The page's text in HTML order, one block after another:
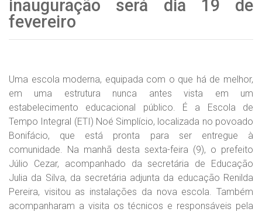
inauguração será dia 19 de
fevereiro
Uma escola moderna, equipada com o que há de melhor,
em uma estrutura nunca antes vista em um
estabelecimento educacional público. É a Escola de
Tempo Integral (ETI) Noé Simplício, localizada no povoado
Bonifácio, que está pronta para ser entregue à
comunidade. Na manhã desta sexta-feira (9), o prefeito
Júlio Cezar, acompanhado da secretária de Educação
Julia da Silva, da secretária adjunta da educação Renilda
Pereira, visitou as instalações da nova escola. Também
acompanharam a visita os técnicos e responsáveis pela